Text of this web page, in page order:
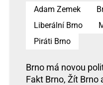
Adam Zemek
Liberální Brno
Piráti Brno
Brno má novou
Fakt Brno, Žít Brno